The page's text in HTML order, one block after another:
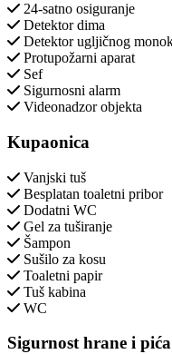
24-satno osiguranje
Detektor dima
Detektor ugljičnog
Protupožarni aparat
Sef
Sigurnosni alarm
Videonadzor objekta
Kupaonica
Vanjski tuš
Besplatan toaletni pribor
Dodatni WC
Gel za tuširanje
Šampon
Sušilo za kosu
Toaletni papir
Tuš kabina
WC
Sigurnost hrane i pića